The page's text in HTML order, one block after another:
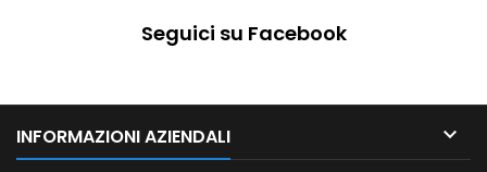
Seguici su Facebook
INFORMAZIONI AZIENDALI 